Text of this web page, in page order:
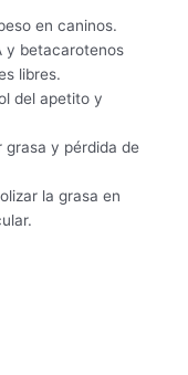
en caninos.
y betacarotenos
libres.
del apetito y
grasa y pérdida de
la grasa en